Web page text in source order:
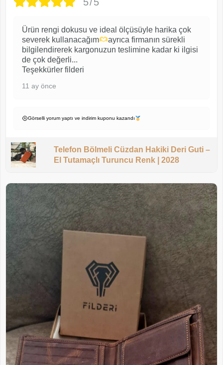
Ürün rengi dokusu ve ideal ölçüsüyle harika çok
severek kullanacağım
ayrıca firmanın sürekli
bilgilendirerek kargonuzun teslimine kadar ki ilgisi
de çok değerli...
Teşekkürler filderi
11 ay önce
Görselli yorum yaptı ve indirim kuponu kazandı
Telefon Bölmeli Cüzdan Hakiki Deri Guti –
El Tutamaçlı Turuncu Renk | 2028